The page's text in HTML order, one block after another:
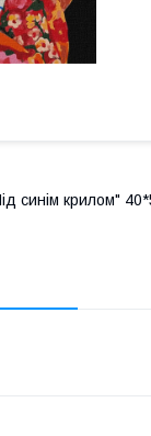
синім крилом"